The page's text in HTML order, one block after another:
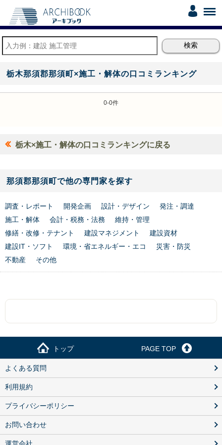
栃木那須郡那須町×施工・解体の口コミランキング
0-0件
栃木×施工・解体の口コミランキングに戻る
那須郡那須町で他の専門家を探す
調査・レポート 開発企画 設計・デザイン
発注・調達
施工・解体
会計・税務・法務
維持・管理
修繕・改修・テナント
建設マネジメント
建設資材
建設IT・ソフト
環境・省エネルギー・エコ
災害・防災
不動産
その他
トップ PAGE TOP
よくある質問
利用規約
プライバシーポリシー
お問い合わせ
運営会社